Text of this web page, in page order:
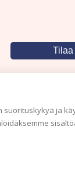
suorituskykyä ja